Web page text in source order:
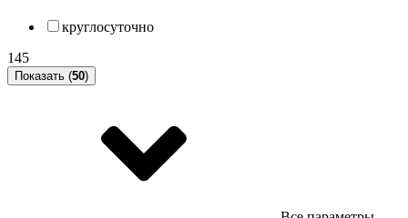
круглосуточно
145
Показать (50)